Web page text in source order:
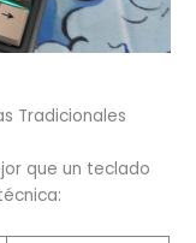
Tradicionales
que un teclado